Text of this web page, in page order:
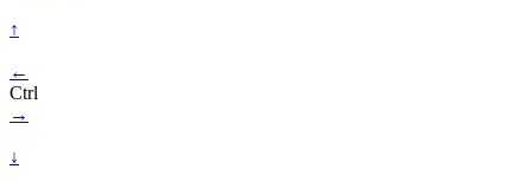
↑
←
Ctrl
→
↓